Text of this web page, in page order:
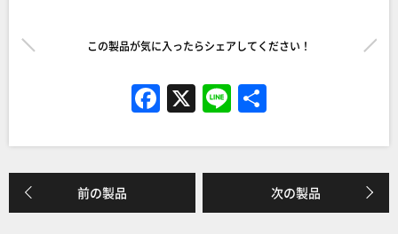
この製品が気に入ったらシェアしてください！
F
c
e
b
X Li
e
前の製品 次の製品